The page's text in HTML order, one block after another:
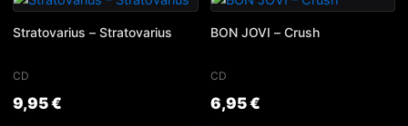
Stratovarius – Stratovarius
CD
9,95€
BON JOVI – Crush
CD
6,95€